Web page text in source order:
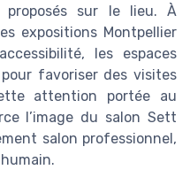
sur le lieu. À
expositions Montpellier
les espaces
favoriser des visites
attention portée au
l’image du salon Sett
salon professionnel,